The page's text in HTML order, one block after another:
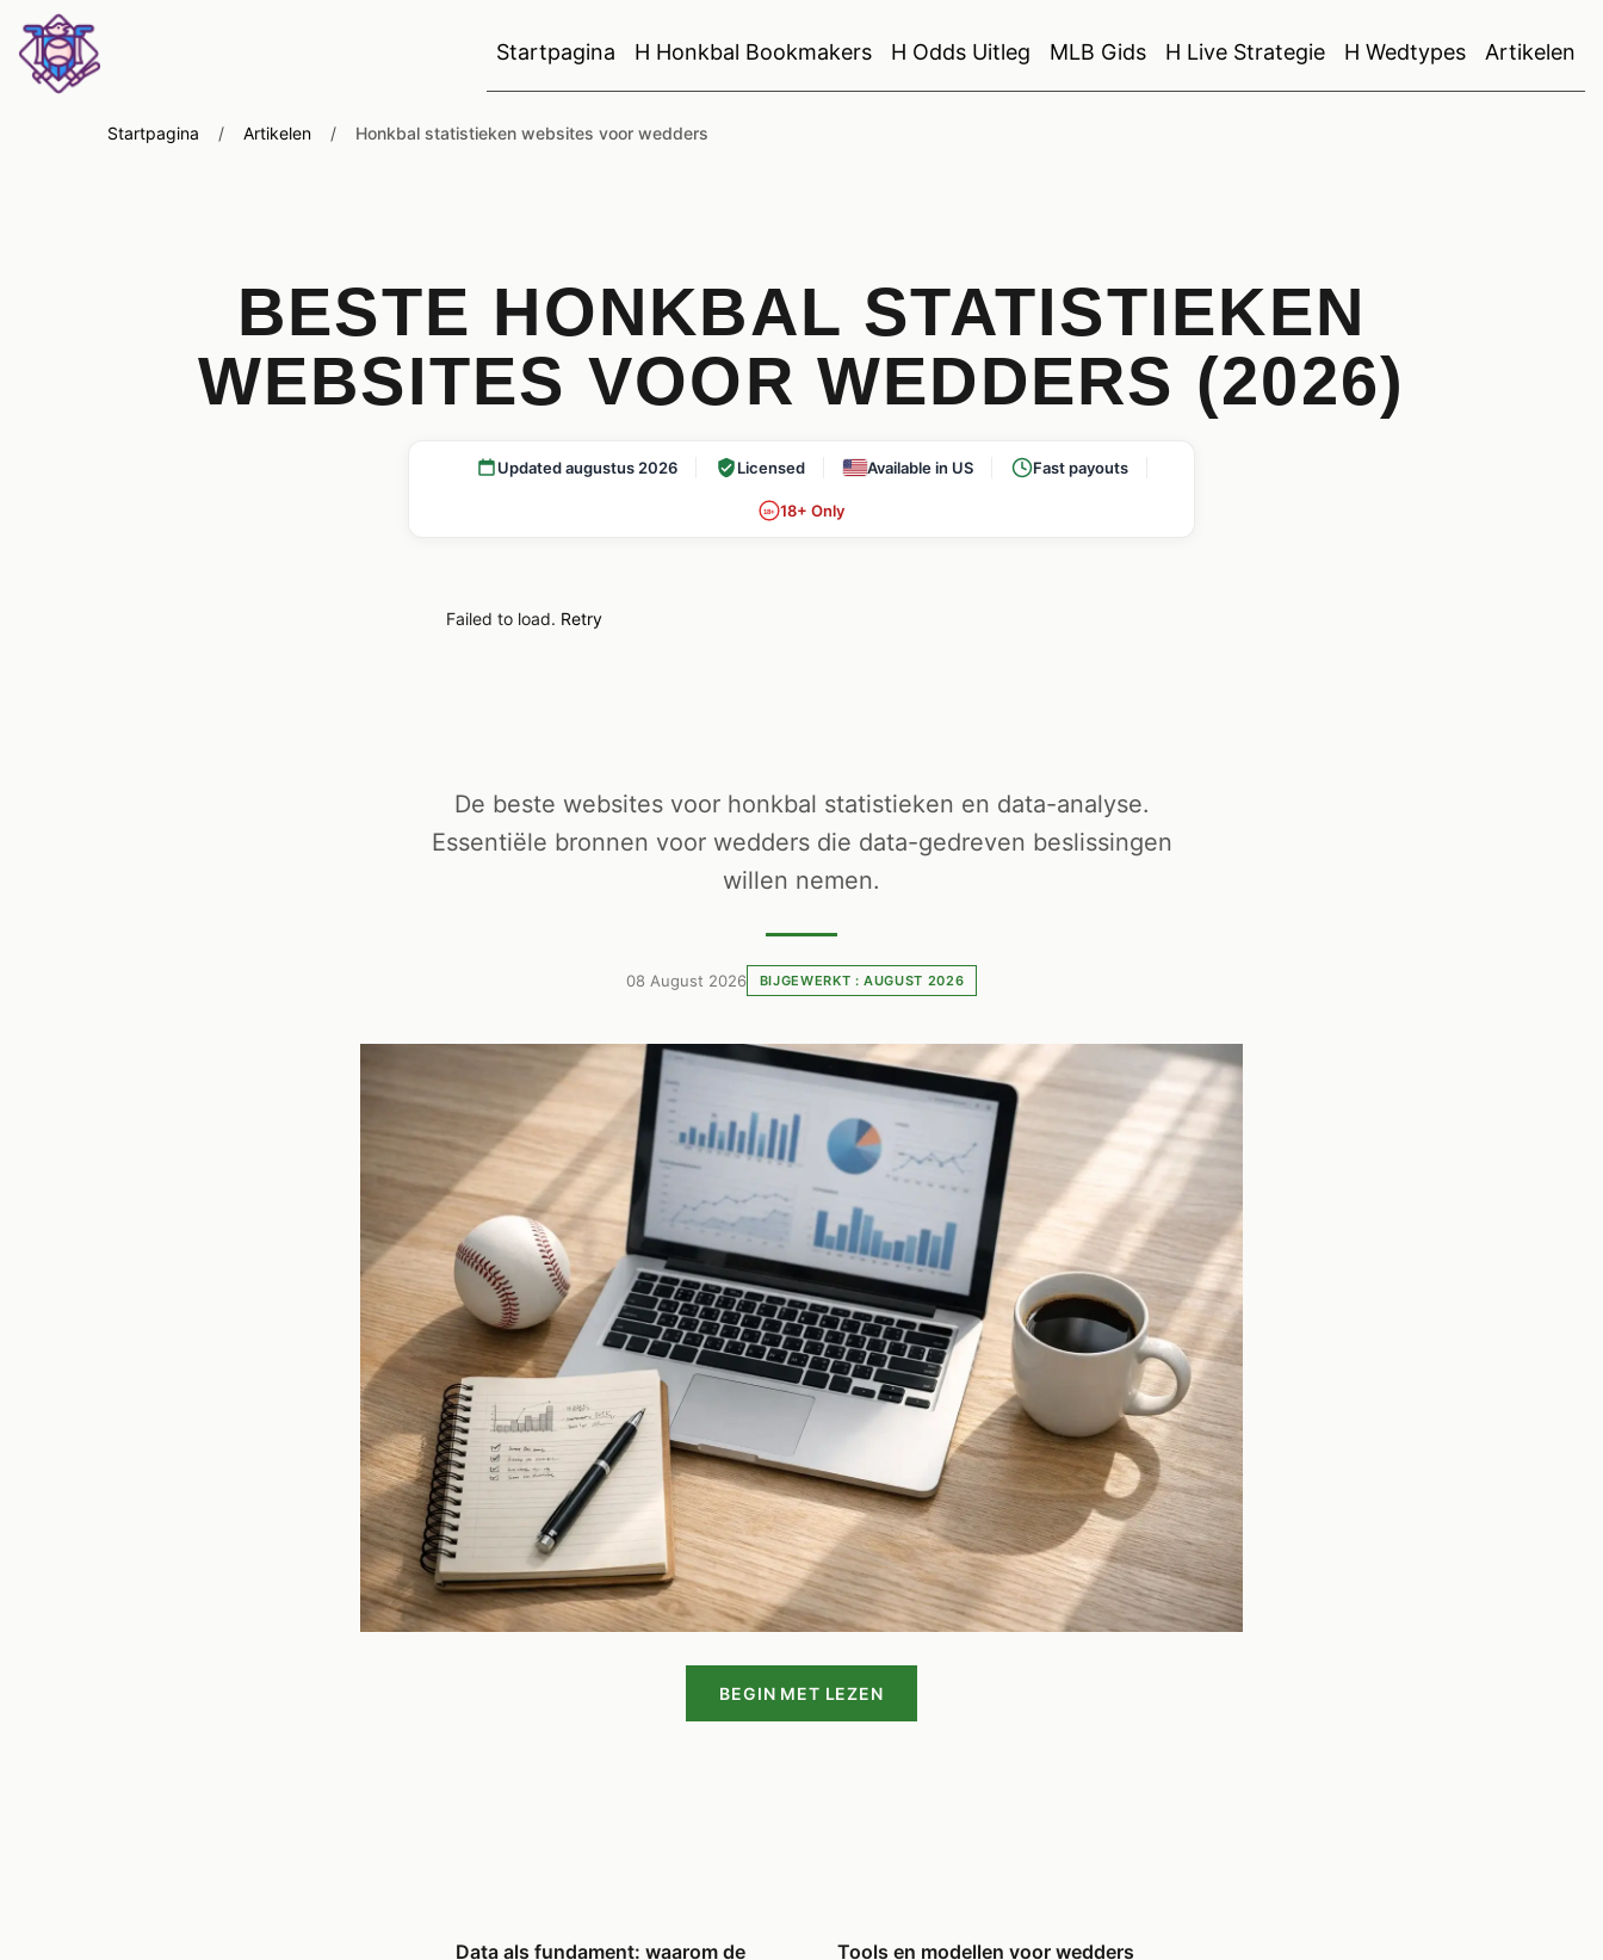
Startpagina H Honkbal Bookmakers H Odds Uitleg MLB Gids H Live Strategie H Wedtypes Artikelen
Startpagina / Artikelen / Honkbal statistieken websites voor wedders
BESTE HONKBAL STATISTIEKEN
WEBSITES VOOR WEDDERS (2026)
Updated augustus 2026 Licensed Available in US Fast payouts
18+ 18+ Only
Failed to load. Retry
De beste websites voor honkbal statistieken en data-analyse.
Essentiële bronnen voor wedders die data-gedreven beslissingen
willen nemen.
08 August 2026 BIJGEWERKT : AUGUST 2026
BEGIN MET LEZEN
Data als fundament: waarom de
Tools en modellen voor wedders